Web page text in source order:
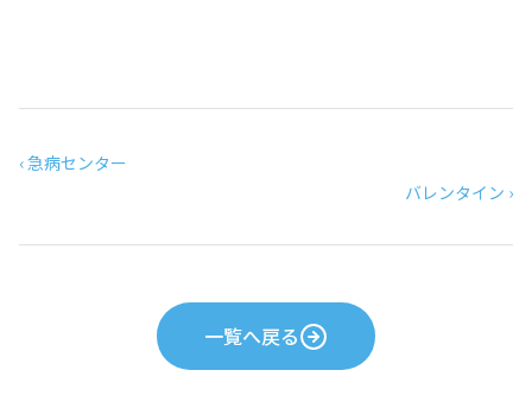
‹ 急病センター
バレンタイン ›
一覧へ戻る